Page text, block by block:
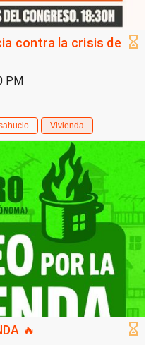
contra la crisis de
PM
Vivienda
🔥